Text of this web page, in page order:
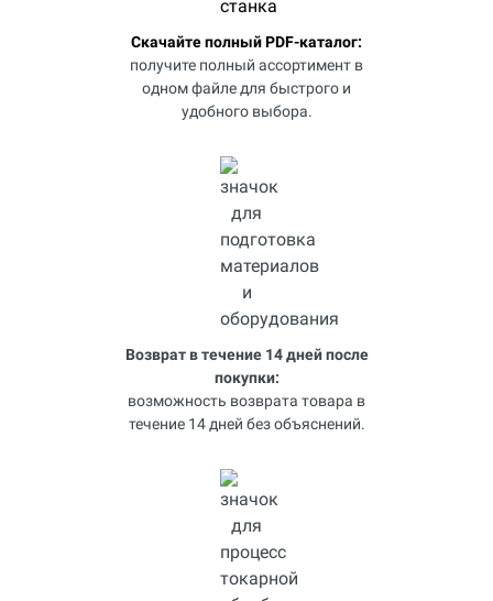
Скачайте полный PDF-каталог:
получите полный ассортимент в
одном файле для быстрого и
удобного выбора.
Возврат в течение 14 дней после
покупки:
возможность возврата товара в
течение 14 дней без объяснений.